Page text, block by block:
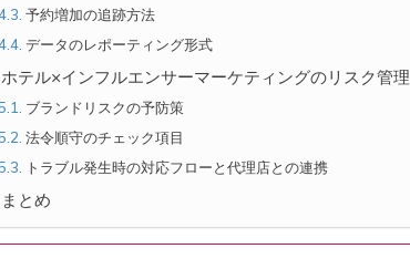
予約増加の追跡方法
データのレポーティング形式
ホテル×インフルエンサーマーケティングのリスク管理
ブランドリスクの予防策
法令順守のチェック項目
トラブル発生時の対応フローと代理店との連携
まとめ